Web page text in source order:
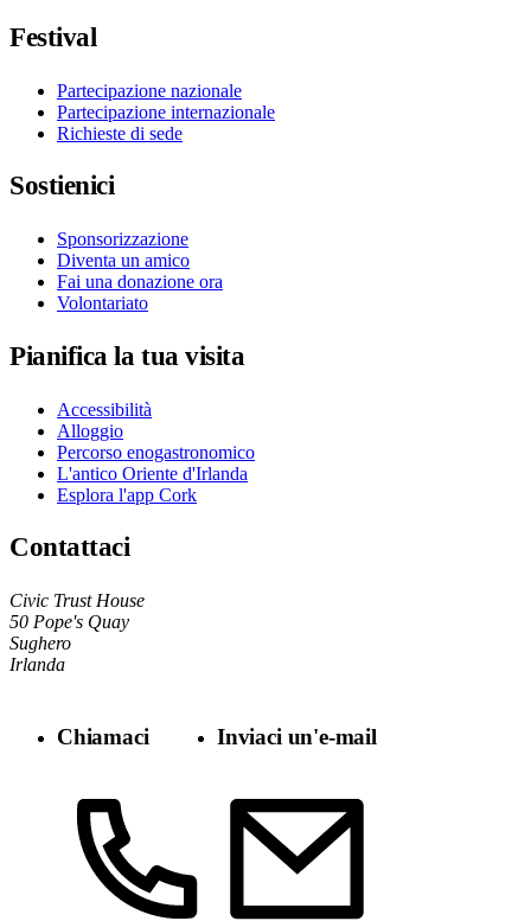
Festival
Partecipazione nazionale
Partecipazione internazionale
Richieste di sede
Sostienici
Sponsorizzazione
Diventa un amico
Fai una donazione ora
Volontariato
Pianifica la tua visita
Accessibilità
Alloggio
Percorso enogastronomico
L'antico Oriente d'Irlanda
Esplora l'app Cork
Contattaci
Civic Trust House
50 Pope's Quay
Sughero
Irlanda
Chiamaci Inviaci un'e-mail